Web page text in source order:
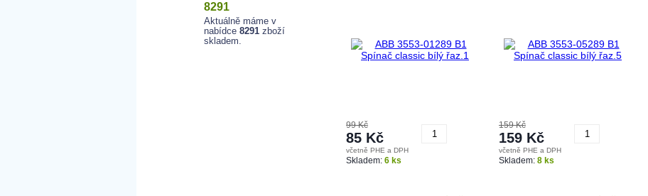
8291
Aktuálně máme v
nabídce 8291 zboží
skladem.
99 Kč
85 Kč
včetně PHE a DPH
Skladem: 6 ks
159 Kč
159 Kč
včetně PHE a DPH
Skladem: 8 ks